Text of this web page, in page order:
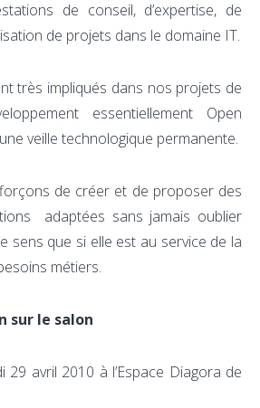
de conseil, d’expertise, de
de projets dans le domaine IT.
très impliqués dans nos projets de
essentiellement Open
veille technologique permanente.
de créer et de proposer des
adaptées sans jamais oublier
sens que si elle est au service de la
métiers.
sur le salon
avril 2010 à l’Espace Diagora de